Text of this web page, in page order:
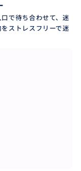
行保険加入を
で待ち合わせて、迷
ストレスフリーで迷